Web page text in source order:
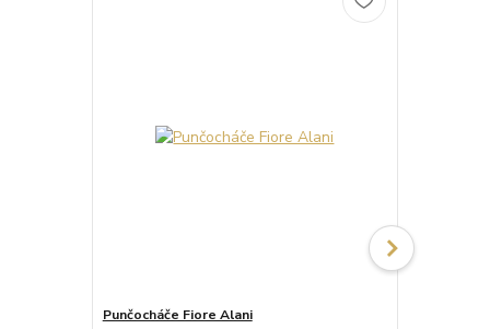
Punčocháče Fiore Alani